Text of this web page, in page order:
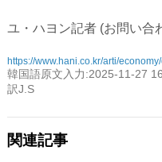
ユ・ハヨン記者 (お問い合
https://www.hani.co.kr/arti/
韓国語原文入力:2025-11-27
訳J.S
関連記事